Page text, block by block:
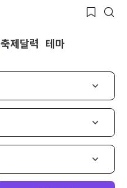
축제달력 테마